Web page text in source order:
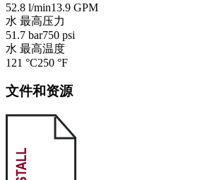
52.8 l/min13.9 GPM
水 最高压力
51.7 bar750 psi
水 最高温度
121 °C250 °F
文件和资源